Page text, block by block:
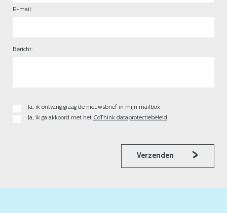
E-mail:
Bericht:
Ja, ik ontvang graag de nieuwsbrief in mijn mailbox
Ja, ik ga akkoord met het CoThink dataprotectiebeleid
Verzenden